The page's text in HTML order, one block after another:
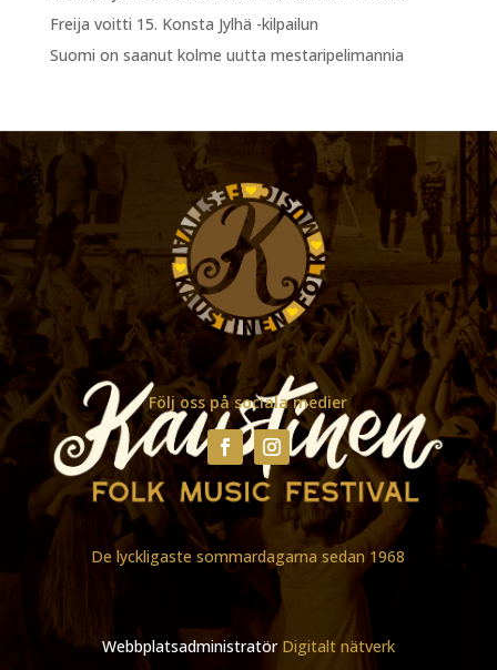
Freija voitti 15. Konsta Jylhä -kilpailun
Suomi on saanut kolme uutta mestaripelimannia
De lyckligaste sommardagarna sedan 1968
Följ oss på sociala medier
Webbplatsadministratör Digitalt nätverk